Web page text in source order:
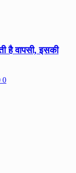
है वापसी, इसकी
0